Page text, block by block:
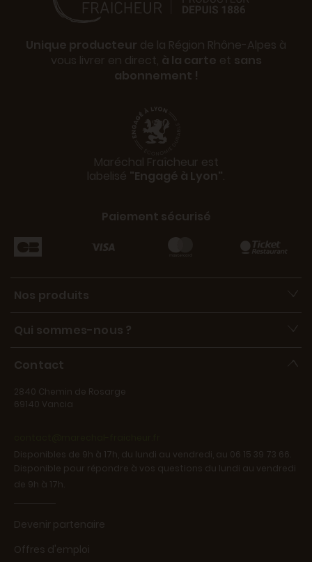
Unique producteur de la Région Rhône-Alpes à
vous livrer en direct, à la carte et sans
abonnement !
Maréchal Fraîcheur est
labelisé "Engagé à Lyon".
Paiement sécurisé
Nos produits
Qui sommes-nous ?
Contact
2840 Chemin de Rosarge
69140 Vancia
Disponibles de 9h à 17h, du lundi au vendredi, au 06 15 39 73 66.
Disponible pour répondre à vos questions du lundi au vendredi
de 9h à 17h.
Devenir partenaire
Offres d'emploi